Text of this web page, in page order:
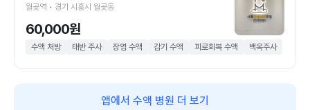
월곶역 • 경기 시흥시 월곶동
60,000원
수액 처방 태반 주사 장염 수액 감기 수액 피로회복 수액 백옥주사
앱에서 수액 병원 더 보기